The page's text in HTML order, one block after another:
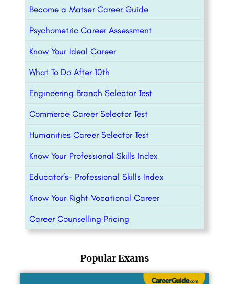
Become a Matser Career Guide
Psychometric Career Assessment
Know Your Ideal Career
What To Do After 10th
Engineering Branch Selector Test
Commerce Career Selector Test
Humanities Career Selector Test
Know Your Professional Skills Index
Educator’s- Professional Skills Index
Know Your Right Vocational Career
Career Counselling Pricing
Popular Exams